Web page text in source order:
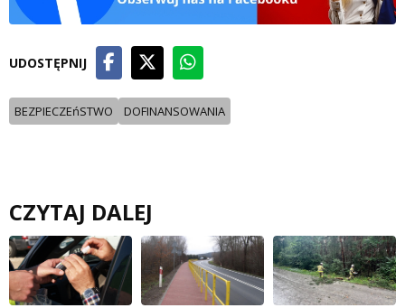
UDOSTĘPNIJ
BEZPIECZEńSTWO DOFINANSOWANIA
CZYTAJ DALEJ